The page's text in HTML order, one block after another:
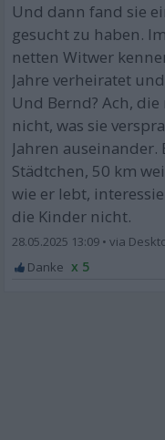
Und dann fand sie
gesucht zu haben.
netten Witwer
Jahre verheiratet
Und Bernd? Ach,
nicht, was sie
Jahren auseinander.
Städtchen, 50 km
wie er lebt,
die Kinder nicht.
28.05.2025 13:09 •
x 5